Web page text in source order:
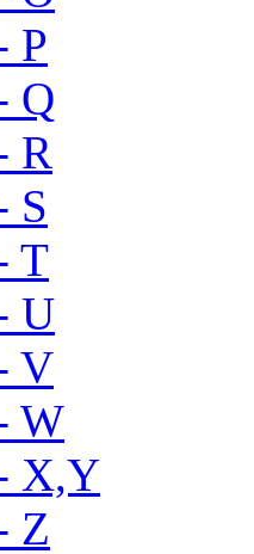
P
Q
R
S
T
U
V
W
X,Y
Z